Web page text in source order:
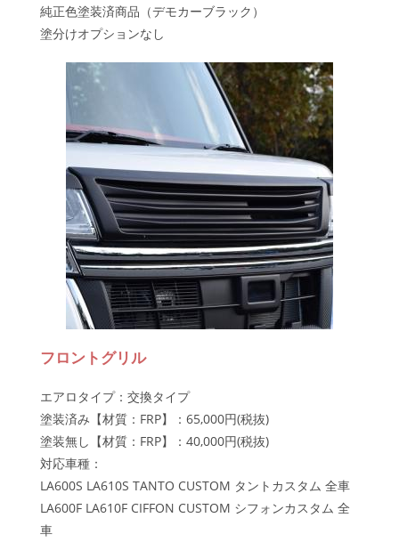
純正色塗装済商品（デモカーブラック）
塗分けオプションなし
フロントグリル
エアロタイプ：交換タイプ
塗装済み【材質：FRP】：65,000円(税抜)
塗装無し【材質：FRP】：40,000円(税抜)
対応車種：
LA600S LA610S TANTO CUSTOM タントカスタム 全車
LA600F LA610F CIFFON CUSTOM シフォンカスタム 全
車